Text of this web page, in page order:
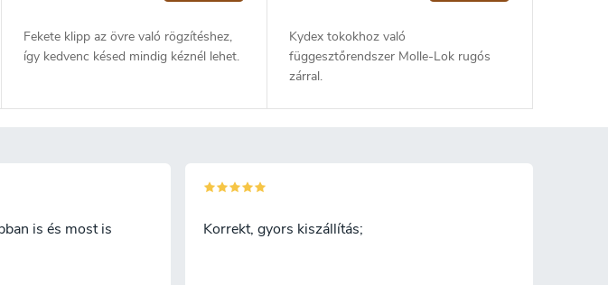
Fekete klipp az övre való rögzítéshez,
így kedvenc késed mindig kéznél lehet.
Kydex tokokhoz való
függesztőrendszer Molle-Lok rugós
zárral.
is és most is
Korrekt, gyors kiszállítás;